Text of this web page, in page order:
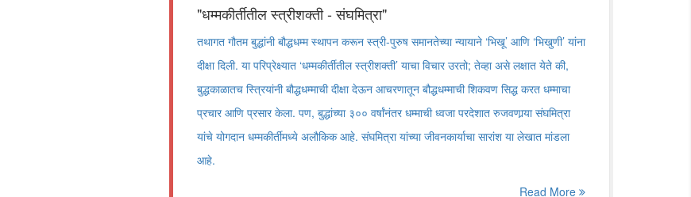
"धम्मकीर्तीतील स्त्रीशक्ती - संघमित्रा"
तथागत गौतम बुद्धांनी बौद्धधम्म स्थापन करून स्त्री-पुरुष समानतेच्या न्यायाने ‘भिखू’ आणि ‘भिखुणी’ यांना
दीक्षा दिली. या परिप्रेक्ष्यात ‘धम्मकीर्तीतील स्त्रीशक्ती’ याचा विचार उरतो; तेव्हा असे लक्षात येते की,
बुद्धकाळातच स्त्रियांनी बौद्धधम्माची दीक्षा देऊन आचरणातून बौद्धधम्माची शिकवण सिद्ध करत धम्माचा
प्रचार आणि प्रसार केला. पण, बुद्धांच्या ३०० वर्षांनंतर धम्माची ध्वजा परदेशात रुजवणार्‍या संघमित्रा
यांचे योगदान धम्मकीर्तीमध्ये अलौकिक आहे. संघमित्रा यांच्या जीवनकार्याचा सारांश या लेखात मांडला
आहे.
Read More